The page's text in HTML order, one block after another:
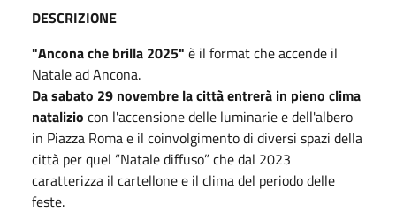
DESCRIZIONE
"Ancona che brilla 2025" è il format che accende il
Natale ad Ancona.
Da sabato 29 novembre la città entrerà in pieno clima
natalizio con l'accensione delle luminarie e dell'albero
in Piazza Roma e il coinvolgimento di diversi spazi della
città per quel “Natale diffuso” che dal 2023
caratterizza il cartellone e il clima del periodo delle
feste.